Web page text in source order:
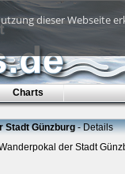
dieser Webseite
Charts
Stadt Günzburg- Details
der Stadt